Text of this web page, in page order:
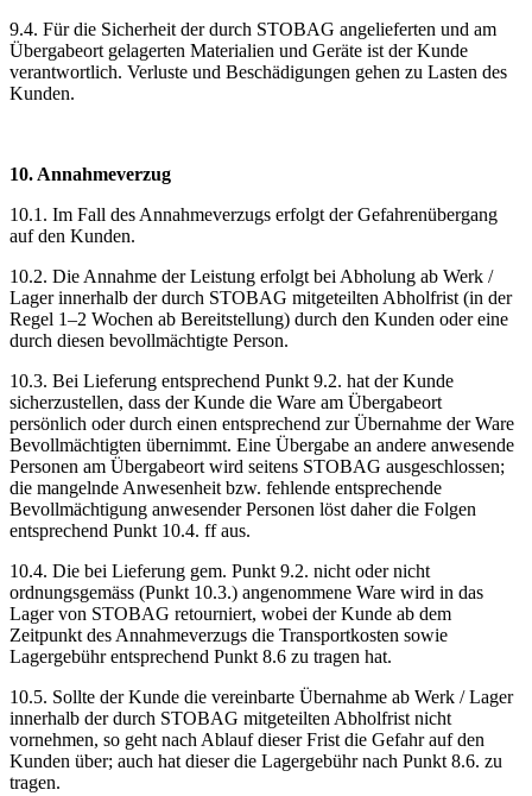
9.4. Für die Sicherheit der durch STOBAG angelieferten und am
Übergabeort gelagerten Materialien und Geräte ist der Kunde
verantwortlich. Verluste und Beschädigungen gehen zu Lasten des
Kunden.
10. Annahmeverzug
10.1. Im Fall des Annahmeverzugs erfolgt der Gefahrenübergang
auf den Kunden.
10.2. Die Annahme der Leistung erfolgt bei Abholung ab Werk /
Lager innerhalb der durch STOBAG mitgeteilten Abholfrist (in der
Regel 1–2 Wochen ab Bereitstellung) durch den Kunden oder eine
durch diesen bevollmächtigte Person.
10.3. Bei Lieferung entsprechend Punkt 9.2. hat der Kunde
sicherzustellen, dass der Kunde die Ware am Übergabeort
persönlich oder durch einen entsprechend zur Übernahme der Ware
Bevollmächtigten übernimmt. Eine Übergabe an andere anwesende
Personen am Übergabeort wird seitens STOBAG ausgeschlossen;
die mangelnde Anwesenheit bzw. fehlende entsprechende
Bevollmächtigung anwesender Personen löst daher die Folgen
entsprechend Punkt 10.4. ff aus.
10.4. Die bei Lieferung gem. Punkt 9.2. nicht oder nicht
ordnungsgemäss (Punkt 10.3.) angenommene Ware wird in das
Lager von STOBAG retourniert, wobei der Kunde ab dem
Zeitpunkt des Annahmeverzugs die Transportkosten sowie
Lagergebühr entsprechend Punkt 8.6 zu tragen hat.
10.5. Sollte der Kunde die vereinbarte Übernahme ab Werk / Lager
innerhalb der durch STOBAG mitgeteilten Abholfrist nicht
vornehmen, so geht nach Ablauf dieser Frist die Gefahr auf den
Kunden über; auch hat dieser die Lagergebühr nach Punkt 8.6. zu
tragen.